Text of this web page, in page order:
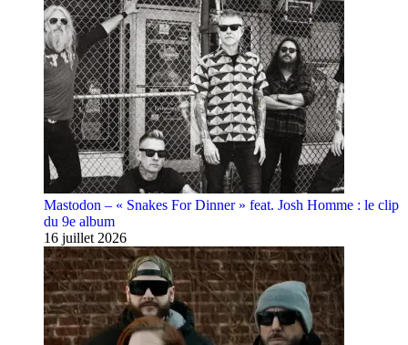
Mastodon – « Snakes For Dinner » feat. Josh Homme : le clip
du 9e album
16 juillet 2026